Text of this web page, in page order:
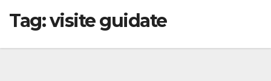
Tag:visite guidate